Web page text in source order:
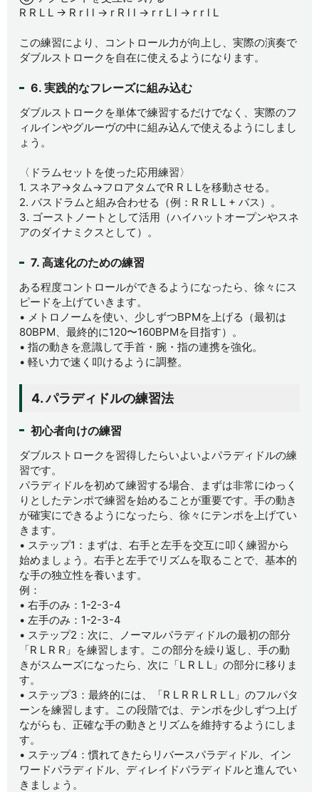
R R L L → R r l l → r R l l → r r L l → r r l L
この練習により、コントロール力が向上し、実際の演奏で
ダブルストロークを自在に使えるようになります。
6. 実践的なフレーズに組み込む
ダブルストロークを単体で練習するだけでなく、実際のフ
ィルインやグルーヴの中に組み込んで使えるようにしまし
ょう。
〈ドラムセットを使った応用練習〉
1. スネア→タム→フロアタムでR R L Lを移動させる。
2. バスドラムと組み合わせる（例：R R L L + バス）。
3. ゴーストノートとして活用（ハイハットオープンやスネ
アのダイナミクスとして）。
7. 高速化のための練習
ある程度コントロールができるようになったら、徐々にス
ピードを上げていきます。
• メトロノームを使い、少しずつBPMを上げる（最初は
80BPM、最終的に120〜160BPMを目指す）。
• 指の動きを意識して手首・腕・指の連携を強化。
• 軽い力で速く叩けるように調整。
4. パラディドルの練習法
初心者向けの練習
ダブルストロークを習得したらいよいよパラディドルの練
習です。
パラディドルを初めて練習する場合、まずは非常にゆっく
りとしたテンポで練習を始めることが重要です。手の動き
が確実にできるようになったら、徐々にテンポを上げてい
きます。
• ステップ1：まずは、右手と左手を交互に叩く練習から
始めましょう。右手と左手でリズムを取ることで、基本的
な手の独立性を養います。
例：
• 右手のみ：1-2-3-4
• 左手のみ：1-2-3-4
• ステップ2：次に、ノーマルパラディドルの最初の部分
「R L R R」を練習します。この部分を繰り返し、手の動
きがスムーズになったら、次に「L R L L」の部分に移りま
す。
• ステップ3：最終的には、「R L R R L R L L」のフルパタ
ーンを練習します。この段階では、テンポを少しずつ上げ
ながらも、正確な手の動きとリズムを維持するようにしま
す。
• ステップ4：慣れてきたらリバースパラディドル、イン
ワードパラディドル、ディレイドパラディドルと進んでい
きましょう。